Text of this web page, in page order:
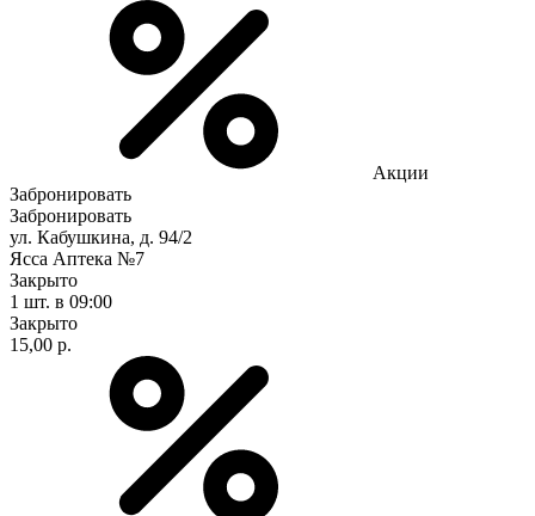
Акции
Забронировать
Забронировать
ул. Кабушкина, д. 94/2
Ясса Аптека №7
Закрыто
1 шт. в 09:00
Закрыто
15,00 р.